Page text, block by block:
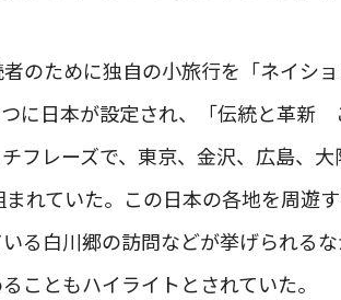
のために独自の小旅行を「ネイシ
に日本が設定され、「伝統と革新
フレーズで、東京、金沢、広島、
れていた。この日本の各地を周遊す
る白川郷の訪問などが挙げられる
こともハイライトとされていた。